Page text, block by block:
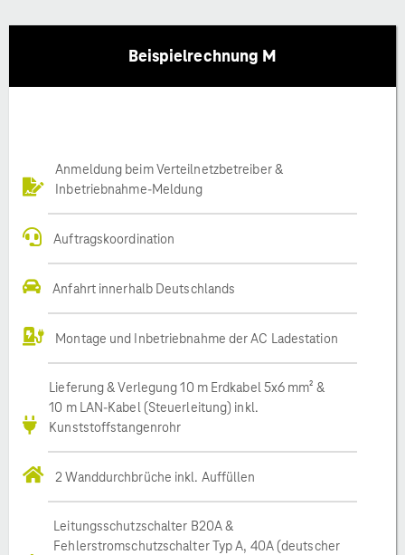
Beispielrechnung M
Anmeldung beim Verteilnetzbetreiber &
Inbetriebnahme-Meldung
Auftragskoordination
Anfahrt innerhalb Deutschlands
Montage und Inbetriebnahme der AC Ladestation
Lieferung & Verlegung 10 m Erdkabel 5x6 mm² &
10 m LAN-Kabel (Steuerleitung) inkl.
Kunststoffstangenrohr
2 Wanddurchbrüche inkl. Auffüllen
Leitungsschutzschalter B20A &
Fehlerstromschutzschalter Typ A, 40A (deutscher